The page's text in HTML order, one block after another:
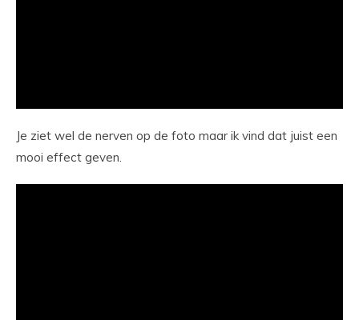
Je ziet wel de nerven op de foto maar ik vind dat juist een
mooi effect geven.